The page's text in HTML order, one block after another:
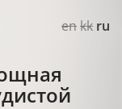
enkk ru